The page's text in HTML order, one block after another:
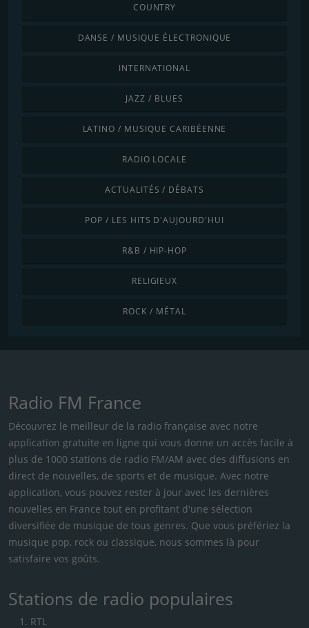
COUNTRY
DANSE / MUSIQUE ÉLECTRONIQUE
INTERNATIONAL
JAZZ / BLUES
LATINO / MUSIQUE CARIBÉENNE
RADIO LOCALE
ACTUALITÉS / DÉBATS
POP / LES HITS D'AUJOURD'HUI
R&B / HIP-HOP
RELIGIEUX
ROCK / MÉTAL
Radio FM France
Découvrez le meilleur de la radio française avec notre
application gratuite en ligne qui vous donne un accès facile à
plus de 1000 stations de radio FM/AM avec des diffusions en
direct de nouvelles, de sports et de musique. Avec notre
application, vous pouvez rester à jour avec les dernières
nouvelles en France tout en profitant d'une sélection
diversifiée de musique de tous genres. Que vous préfériez la
musique pop, rock ou classique, nous sommes là pour
satisfaire vos goûts.
Stations de radio populaires
RTL